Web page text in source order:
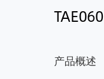
TAE060
产品概述